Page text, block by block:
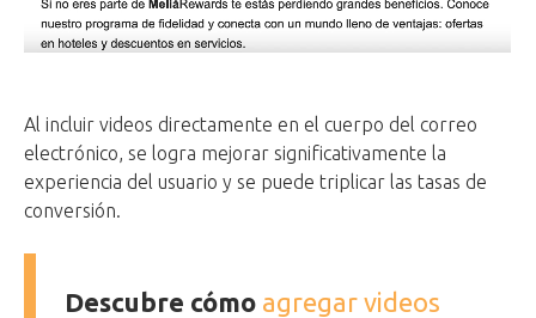
Al incluir videos directamente en el cuerpo del correo
electrónico, se logra mejorar significativamente la
experiencia del usuario y se puede triplicar las tasas de
conversión.
Descubre cómo agregar videos